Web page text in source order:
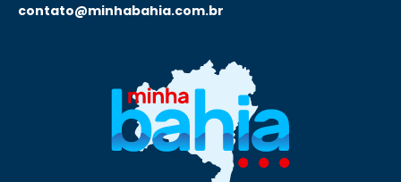
contato@minhabahia.com.br